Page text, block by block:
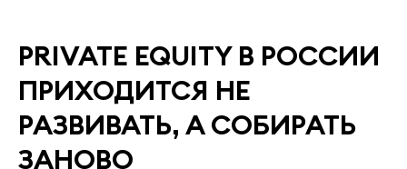
PRIVATE EQUITY В РОССИИ
ПРИХОДИТСЯ НЕ
РАЗВИВАТЬ, А СОБИРАТЬ
ЗАНОВО